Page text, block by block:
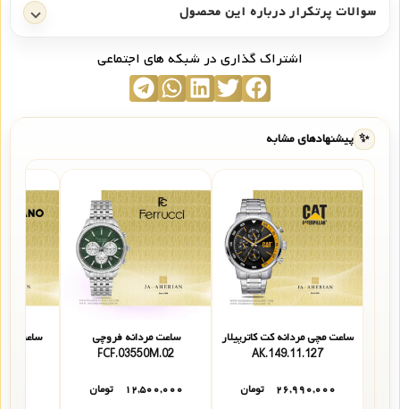
سوالات پرتکرار درباره این محصول
اشتراک گذاری در شبکه های اجتماعی
✨ پیشنهادهای مشابه
ساعت مچی مردانه کت کاترپیلار
AK.149.11.127
۲۶,۹۹۰,۰۰۰
تومان
ساعت مردانه فروچی
FCF.03550M.02
۱۲,۵۰۰,۰۰۰
تومان
ساعت